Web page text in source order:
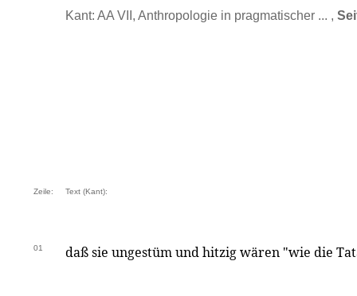
Kant: AA VII, Anthropologie in pragmatischer ... ,
Zeile: Text (Kant):
01 daß sie ungestüm und hitzig wären "wie die